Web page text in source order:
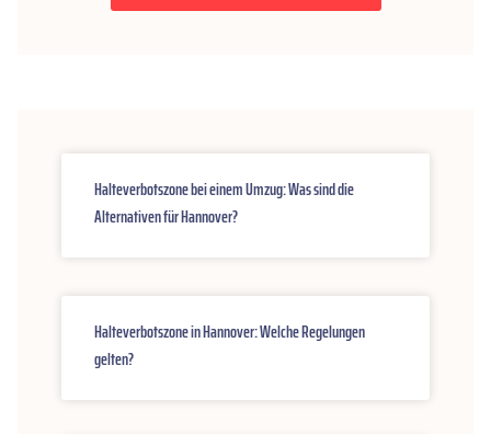
Halteverbotszone bei einem Umzug: Was sind die
Alternativen für Hannover?
Halteverbotszone in Hannover: Welche Regelungen
gelten?